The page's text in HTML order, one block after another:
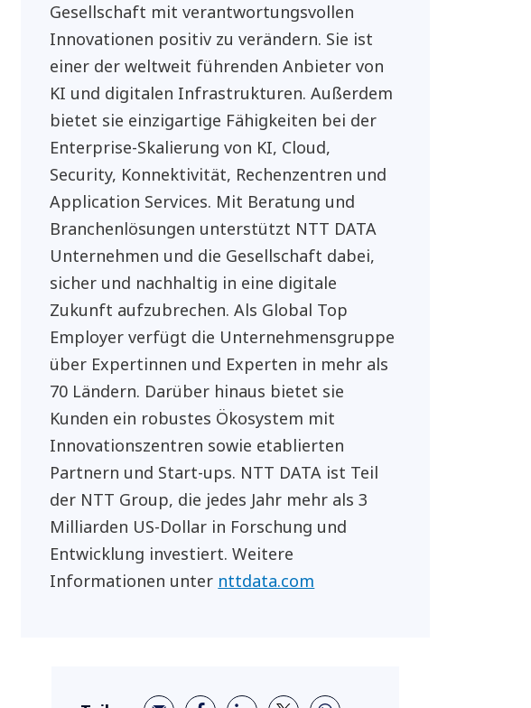
Gesellschaft mit verantwortungsvollen
Innovationen positiv zu verändern. Sie ist
einer der weltweit führenden Anbieter von
KI und digitalen Infrastrukturen. Außerdem
bietet sie einzigartige Fähigkeiten bei der
Enterprise-Skalierung von KI, Cloud,
Security, Konnektivität, Rechenzentren und
Application Services. Mit Beratung und
Branchenlösungen unterstützt NTT DATA
Unternehmen und die Gesellschaft dabei,
sicher und nachhaltig in eine digitale
Zukunft aufzubrechen. Als Global Top
Employer verfügt die Unternehmensgruppe
über Expertinnen und Experten in mehr als
70 Ländern. Darüber hinaus bietet sie
Kunden ein robustes Ökosystem mit
Innovationszentren sowie etablierten
Partnern und Start-ups. NTT DATA ist Teil
der NTT Group, die jedes Jahr mehr als 3
Milliarden US-Dollar in Forschung und
Entwicklung investiert. Weitere
Informationen unter nttdata.com